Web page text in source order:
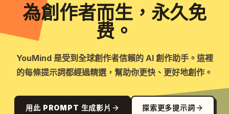
為創作者而生，永久免
费。
YouMind 是受到全球創作者信賴的 AI 創作助手。這裡
的每條提示詞都經過精選，幫助你更快、更好地創作。
用此 PROMPT 生成影片 探索更多提示詞